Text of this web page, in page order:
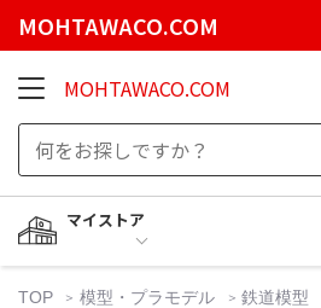
MOHTAWACO.COM
MOHTAWACO.COM
マイストア
TOP 模型・プラモデル 鉄道模型